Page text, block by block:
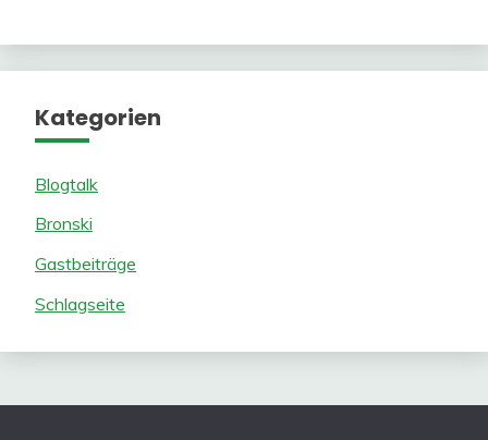
Kategorien
Blogtalk
Bronski
Gastbeiträge
Schlagseite